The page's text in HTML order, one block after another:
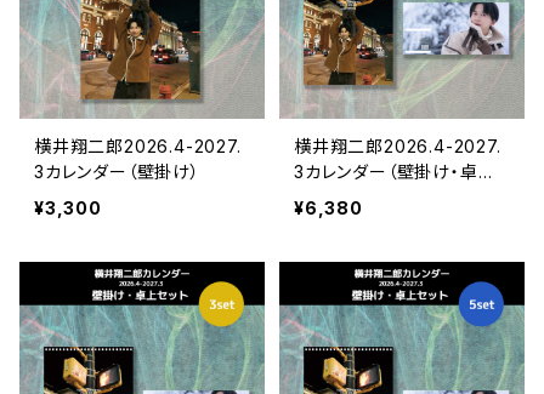
横井翔二郎2026.4-2027.
3カレンダー（壁掛け）
¥3,300
横井翔二郎2026.4-2027.
3カレンダー（壁掛け・卓上
セット）
¥6,380